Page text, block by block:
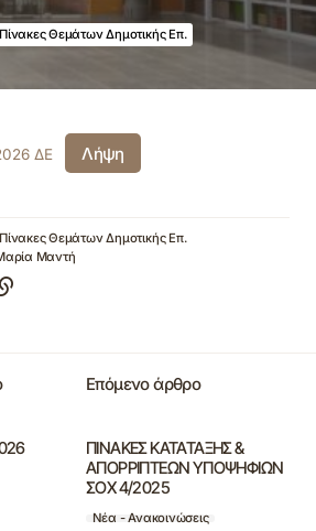
Πίνακες Θεμάτων Δημοτικής Επ.
ΔΕ Λήψη
Πίνακες Θεμάτων Δημοτικής Επ.
Μαντή
Επόμενο άρθρο
ΠΙΝΑΚΕΣ ΚΑΤΑΤΑΞΗΣ &
ΑΠΟΡΡΙΠΤΕΩΝ ΥΠΟΨΗΦΙΩΝ
ΣΟΧ 4/2025
Νέα - Ανακοινώσεις